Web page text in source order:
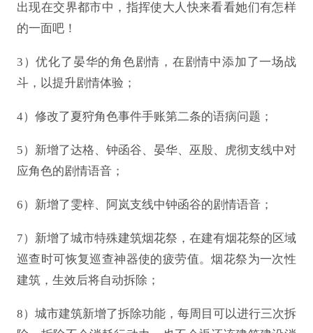
出现在交界都市中，指挥使大人快来看看她们有怎样
的一面吧！
3）优化了晏华的角色剧情，在剧情中添加了一场战
斗，以提升剧情体验；
4）修改了夏狩角色事件手账第二条的语病问题；
5）新增了达格、钟函谷、晏华、巫殷、虎彻支线中对
应角色的剧情语音；
6）新增了雯梓、阿岚支线中钟函谷的剧情语音；
7）新增了城市特殊建筑烟花祭，在建有烟花祭的区域
巡查时可恢复巡查神器使的疲劳值。烟花祭为一次性
建筑，生效后将自动拆除；
8）城市建筑新增了拆除功能，每周目可以进行三次拆